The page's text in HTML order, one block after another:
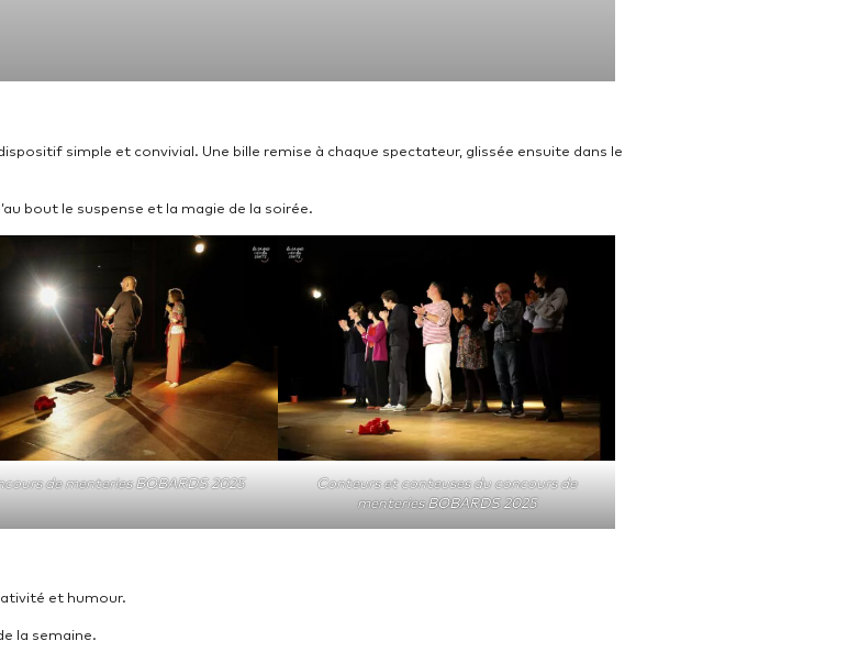
simple et convivial. Une bille remise à chaque spectateur, glissée ensuite dans le
bout le suspense et la magie de la soirée.
de menteries BOBARDS 2025
Conteurs et conteuses du concours de
menteries BOBARDS 2025
et humour.
la semaine.